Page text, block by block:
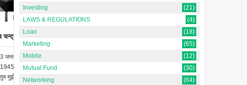
Investing
(21)
LAWS & REGULATIONS
(4)
Loan
(18)
Marketing
(65)
Mobile
(12)
Mutual Fund
(30)
Networking
(64)